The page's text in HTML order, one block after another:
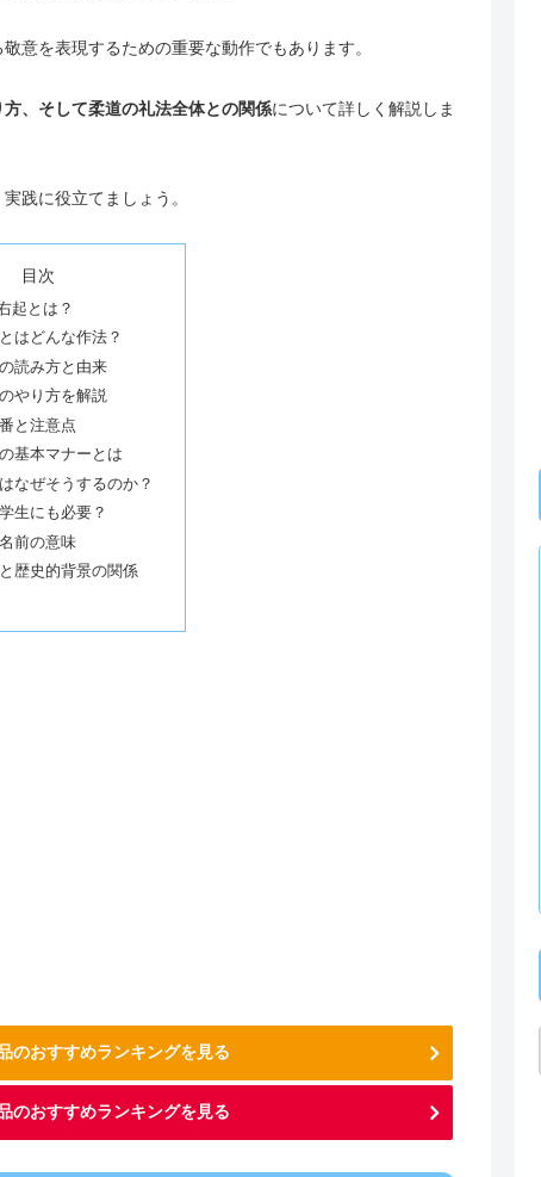
意を表現するための重要な動作でもあります。
、そして柔道の礼法全体との関係について詳しく解説しま
践に役立てましょう。
目次
起とは？
はどんな作法？
読み方と由来
やり方を解説
と注意点
基本マナーとは
なぜそうするのか？
生にも必要？
前の意味
歴史的背景の関係
のおすすめランキングを見る
のおすすめランキングを見る